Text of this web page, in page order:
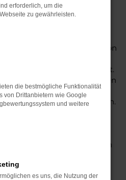
und Umgebung mobil sein
ist ein VW Tiguan
vereint eine ganze
zunächst einmal die Tradition
Allspace für Paderborn
auf Langlebigkeit ausgelegt.
unbedenklich sowohl einen
Gebrauchten, sowohl eine
Jahreswagen erwerben.
entscheiden, erhalten
bzw. Rabatt und
Service.
und setzt sich mit vielen
fort.
erforderlich, um die
zu gewährleisten.
die bestmögliche Funktionalität
von Drittanbietern wie Google
und weitere
es uns, die Nutzung der